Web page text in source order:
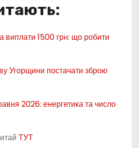
виплати 1500 грн: що робити
Угорщини постачати зброю
2026: енергетика та число
ТУТ